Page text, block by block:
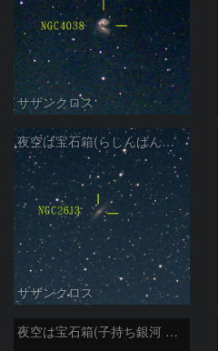
サザンクロス
夜空は宝石箱(らしんばん座 NGC2613) Seestar50
サザンクロス
夜空は宝石箱(子持ち銀河 M51) Seestar50